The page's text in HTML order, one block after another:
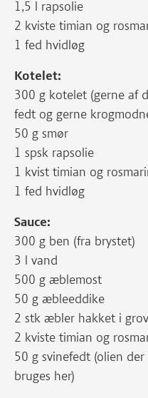
1,5 l rapsolie
2 kviste timian og
1 fed hvidløg
Kotelet:
300 g kotelet (gerne af
fedt og gerne
50 g smør
1 spsk rapsolie
1 kvist timian og
1 fed hvidløg
Sauce:
300 g ben (fra brystet)
3 l vand
500 g æblemost
50 g æbleeddike
2 stk æbler hakket i
2 kviste timian og
50 g svinefedt (olien
bruges her)